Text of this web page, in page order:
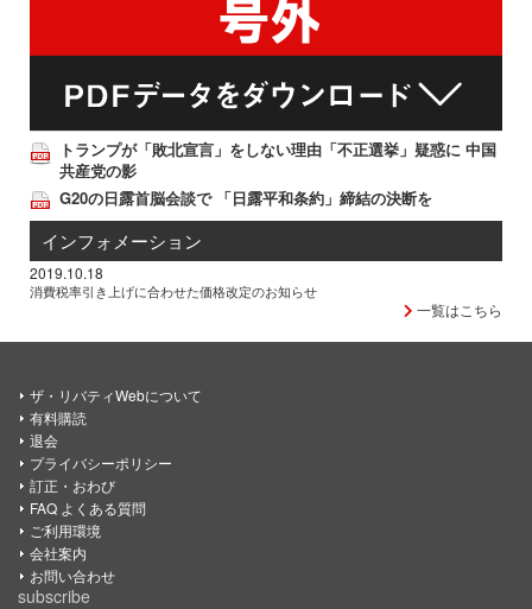
トランプが「敗北宣言」をしない理由「不正選挙」疑惑に 中国
共産党の影
G20の日露首脳会談で 「日露平和条約」締結の決断を
インフォメーション
2019.10.18
消費税率引き上げに合わせた価格改定のお知らせ
一覧はこちら
ザ・リバティWebについて
有料購読
退会
プライバシーポリシー
訂正・おわび
FAQ よくある質問
ご利用環境
会社案内
お問い合わせ
subscribe